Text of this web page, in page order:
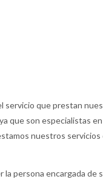
servicio que prestan
que son especialistas
nuestros
persona encargada de